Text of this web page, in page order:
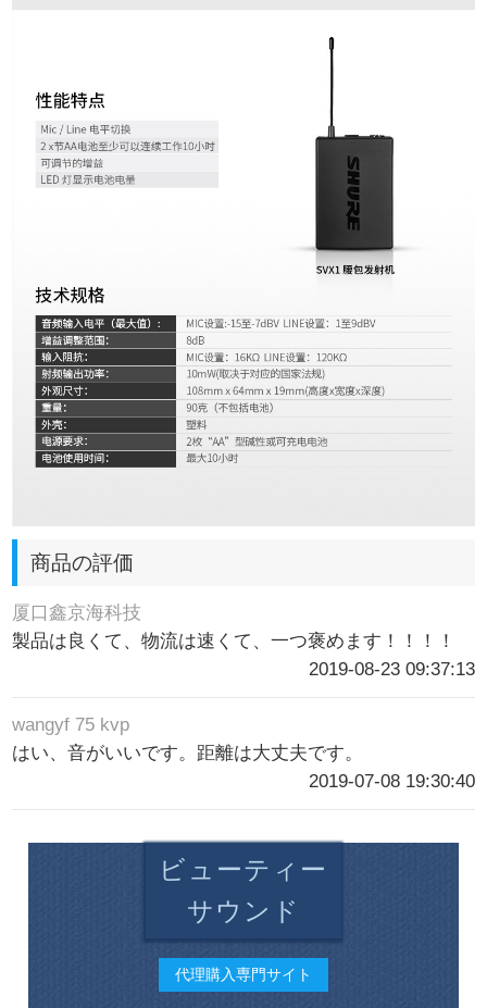
商品の評価
厦口鑫京海科技
製品は良くて、物流は速くて、一つ褒めます！！！！
2019-08-23 09:37:13
wangyf 75 kvp
はい、音がいいです。距離は大丈夫です。
2019-07-08 19:30:40
ビューティー
サウンド
代理購入専門サイト